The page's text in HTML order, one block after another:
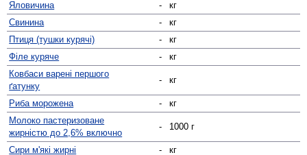
Яловичина
-
кг
Свинина
-
кг
Птиця (тушки курячі)
-
кг
Філе куряче
-
кг
Ковбаси варені першого
ґатунку
- кг
Риба морожена -
кг
Молоко пастеризоване
жирністю до 2,6% включно
- 1000 г
Сири м'які жирні -
кг